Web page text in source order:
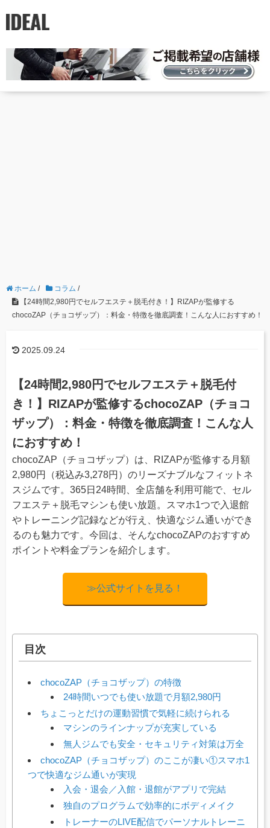
ホーム / コラム /
【24時間2,980円でセルフエステ＋脱毛付き！】RIZAPが監修する
chocoZAP（チョコザップ）：料金・特徴を徹底調査！こんな人におすすめ！
2025.09.24
【24時間2,980円でセルフエステ＋脱毛付
き！】RIZAPが監修するchocoZAP（チョコ
ザップ）：料金・特徴を徹底調査！こんな人
におすすめ！
chocoZAP（チョコザップ）は、RIZAPが監修する月額
2,980円（税込み3,278円）のリーズナブルなフィットネ
スジムです。365日24時間、全店舗を利用可能で、セル
フエステ＋脱毛マシンも使い放題。スマホ1つで入退館
やトレーニング記録などが行え、快適なジム通いができ
るのも魅力です。今回は、そんなchocoZAPのおすすめ
ポイントや料金プランを紹介します。
≫公式サイトを見る！
目次
chocoZAP（チョコザップ）の特徴
24時間いつでも使い放題で月額2,980円
ちょこっとだけの運動習慣で気軽に続けられる
マシンのラインナップが充実している
無人ジムでも安全・セキュリティ対策は万全
chocoZAP（チョコザップ）のここが凄い①スマホ1
つで快適なジム通いが実現
入会・退会／入館・退館がアプリで完結
独自のプログラムで効率的にボディメイク
トレーナーのLIVE配信でパーソナルトレーニ